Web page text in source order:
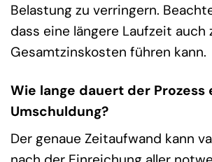
Belastung zu verringern.
dass eine längere Laufzeit auch
Gesamtzinskosten führen kann.
Wie lange dauert der Prozess
Umschuldung?
Der genaue Zeitaufwand kann